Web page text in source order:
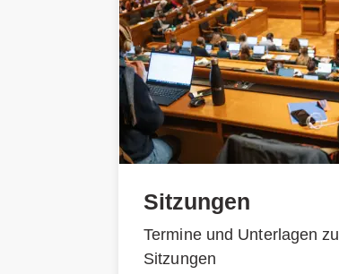
Sitzungen
Termine und Unterlagen zu
Sitzungen